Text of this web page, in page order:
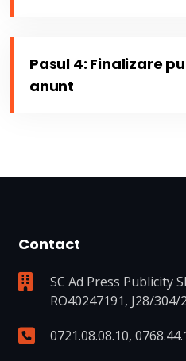
Pasul 4: Finalizare
anunt
Contact
SC Ad Press Publicity
RO40247191, J28/304/
0721.08.08.10,